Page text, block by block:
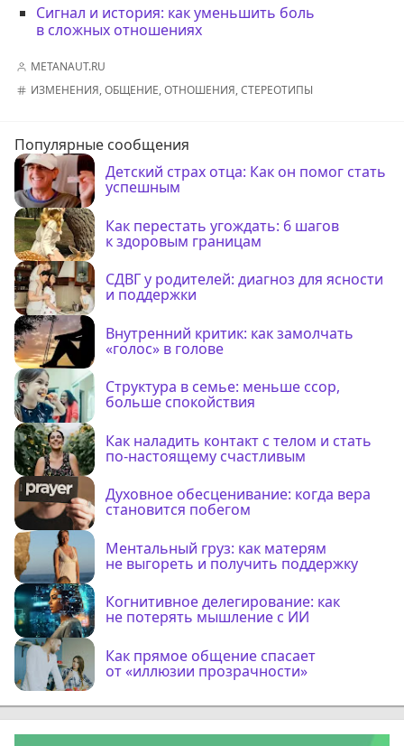
Сигнал и история: как уменьшить боль
в сложных отношениях
METANAUT.RU
ИЗМЕНЕНИЯ,ОБЩЕНИЕ,ОТНОШЕНИЯ,СТЕРЕОТИПЫ
Популярные сообщения
Детский страх отца: Как он помог стать
успешным
Как перестать угождать: 6 шагов
к здоровым границам
СДВГ у родителей: диагноз для ясности
и поддержки
Внутренний критик: как замолчать
«голос» в голове
Структура в семье: меньше ссор,
больше спокойствия
Как наладить контакт с телом и стать
по-настоящему счастливым
Духовное обесценивание: когда вера
становится побегом
Ментальный груз: как матерям
не выгореть и получить поддержку
Когнитивное делегирование: как
не потерять мышление с ИИ
Как прямое общение спасает
от «иллюзии прозрачности»